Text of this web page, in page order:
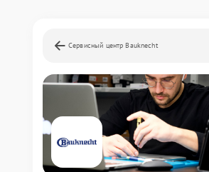
Сервисный центр Bauknecht